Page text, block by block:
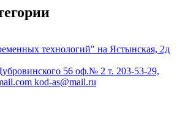
технологий" на Ястынская, 2д
56 оф.№ 2 т. 203-53-29,
kod-as@mail.ru